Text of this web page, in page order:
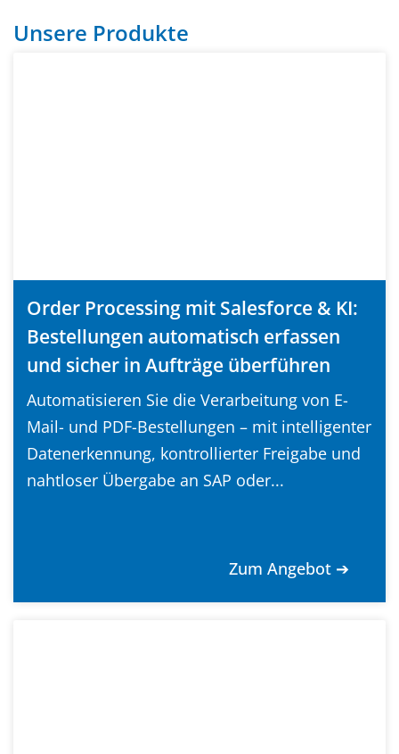
Unsere Produkte
Order Processing mit Salesforce & KI:
Bestellungen automatisch erfassen
und sicher in Aufträge überführen
Automatisieren Sie die Verarbeitung von E-
Mail- und PDF-Bestellungen – mit intelligenter
Datenerkennung, kontrollierter Freigabe und
nahtloser Übergabe an SAP oder...
Zum Angebot ➔